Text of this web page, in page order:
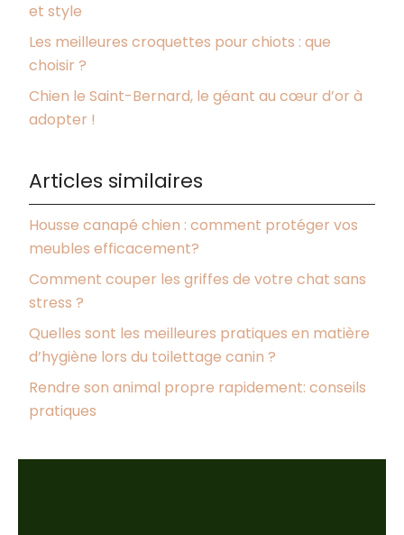
et style
Les meilleures croquettes pour chiots : que
choisir ?
Chien le Saint-Bernard, le géant au cœur d’or à
adopter !
Articles similaires
Housse canapé chien : comment protéger vos
meubles efficacement?
Comment couper les griffes de votre chat sans
stress ?
Quelles sont les meilleures pratiques en matière
d’hygiène lors du toilettage canin ?
Rendre son animal propre rapidement: conseils
pratiques